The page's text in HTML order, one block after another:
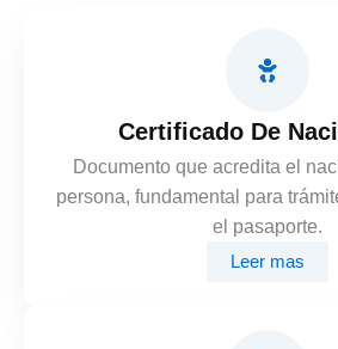
Certificado De
Documento que acredita el
persona, fundamental para
el pasaporte.
Leer mas